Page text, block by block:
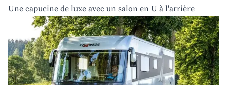
Une capucine de luxe avec un salon en U à l'arrière